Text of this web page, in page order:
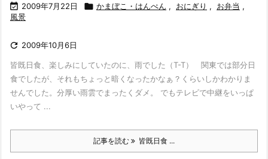
 2009年7月22日  かまぼこ・はんぺん , おにぎり , お弁当 ,
風景
 2009年10月6日
皆既日食、楽しみにしていたのに、雨でした（T-T） 関東では部分日
食でしたが、それもちょっと暗くなったかなぁ？くらいしかわかりま
せんでした。分厚い雨雲でまったくダメ。 でもテレビで中継をいっぱ
いやって ...
記事を読む 皆既日食 ...